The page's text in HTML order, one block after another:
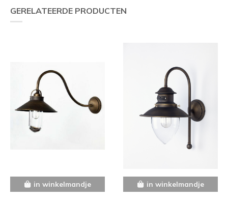
GERELATEERDE PRODUCTEN
in winkelmandje in winkelmandje